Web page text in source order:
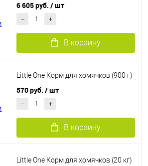
6 605 руб. / шт
В корзину
Little One Корм для хомячков (900 г)
570 руб. / шт
В корзину
Little One Корм для хомячков (20 кг)